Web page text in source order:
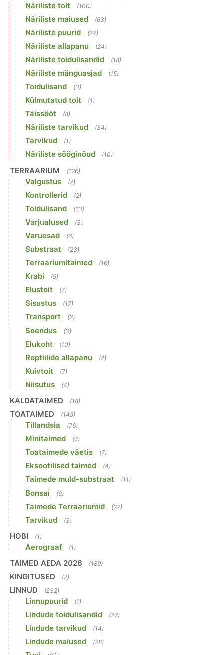
Näriliste toit (100)
Näriliste maiused (63)
Näriliste puurid (27)
Näriliste allapanu (24)
Näriliste toidulisandid (18)
Näriliste mänguasjad (15)
Toidulisand (3)
Külmutatud toit (1)
Täissööt (8)
Näriliste tarvikud (34)
Tarvikud (1)
Näriliste sööginõud (10)
TERRAARIUM (126)
Valgustus (7)
Kontrollerid (2)
Toidulisand (13)
Varjualused (3)
Varuosad (6)
Substraat (23)
Terraariumitaimed (16)
Krabi (9)
Elustoit (7)
Sisustus (17)
Transport (2)
Soendus (3)
Elukoht (10)
Reptiilide allapanu (2)
Kuivtoit (7)
Niisutus (4)
KALDATAIMED (18)
TOATAIMED (145)
Tillandsia (76)
Minitaimed (7)
Toataimede väetis (7)
Eksootilised taimed (4)
Taimede muld-substraat (11)
Bonsai (6)
Taimede Terraariumid (27)
Tarvikud (3)
HOBI (1)
Aerograaf (1)
TAIMED AEDA 2026 (189)
KINGITUSED (2)
LINNUD (232)
Linnupuurid (1)
Lindude toidulisandid (27)
Lindude tarvikud (14)
Lindude maiused (28)